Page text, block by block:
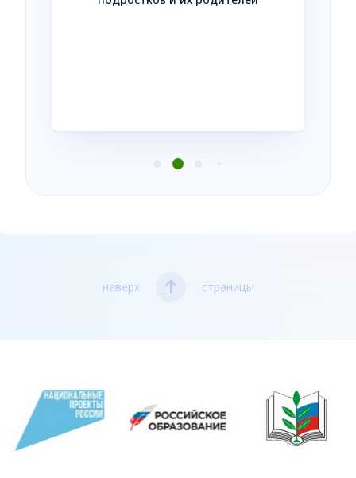
наверх страницы